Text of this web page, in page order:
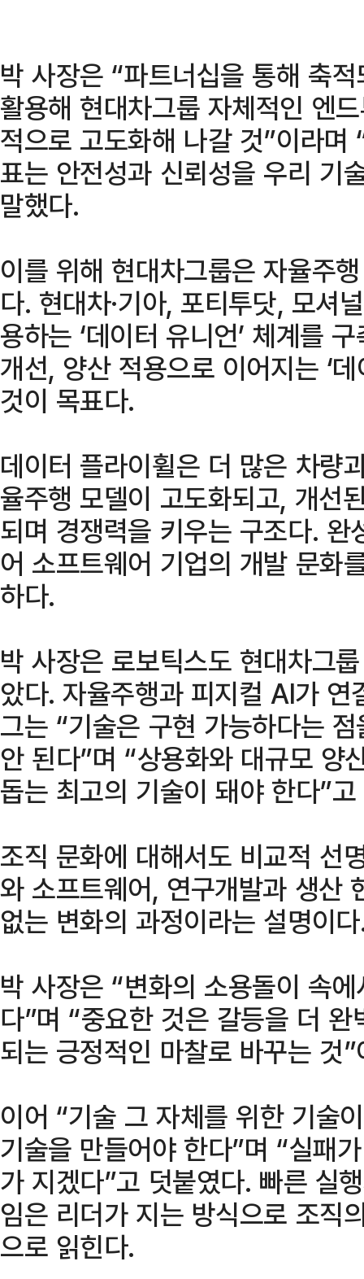
박 사장은 “파트너십을 통해 축
활용해 현대차그룹 자체적인 엔
적으로 고도화해 나갈 것”이라며
표는 안전성과 신뢰성을 우리 기
말했다.
이를 위해 현대차그룹은 자율주
다. 현대차·기아, 포티투닷, 모셔
용하는 ‘데이터 유니언’ 체계를
개선, 양산 적용으로 이어지는 ‘
것이 목표다.
데이터 플라이휠은 더 많은 차량
율주행 모델이 고도화되고, 개선
되며 경쟁력을 키우는 구조다.
어 소프트웨어 기업의 개발 문화
하다.
박 사장은 로보틱스도 현대차그
았다. 자율주행과 피지컬 AI가
그는 “기술은 구현 가능하다는
안 된다”며 “상용화와 대규모 양
돕는 최고의 기술이 돼야 한다”
조직 문화에 대해서도 비교적 선
와 소프트웨어, 연구개발과 생산
없는 변화의 과정이라는 설명이
박 사장은 “변화의 소용돌이 속
다”며 “중요한 것은 갈등을 더
되는 긍정적인 마찰로 바꾸는 것
이어 “기술 그 자체를 위한 기술
기술을 만들어야 한다”며 “실패
가 지겠다”고 덧붙였다. 빠른 실
임은 리더가 지는 방식으로 조직
으로 읽힌다.